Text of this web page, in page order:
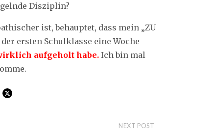
Disziplin?
ist, behauptet, dass mein „ZU
ersten Schulklasse eine Woche
aufgeholt habe.Ich bin mal
NEXT POST